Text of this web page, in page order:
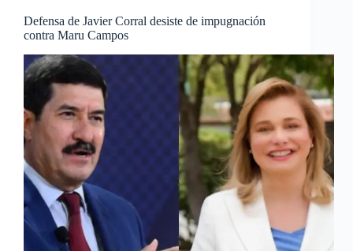
Defensa de Javier Corral desiste de impugnación
contra Maru Campos